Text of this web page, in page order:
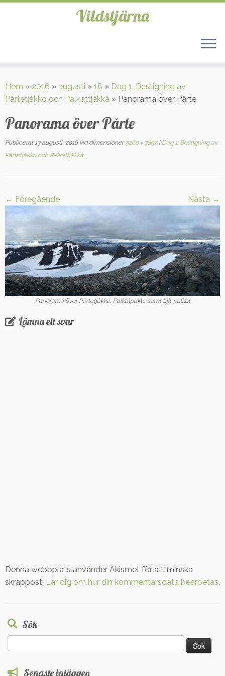
till
innehåll
Vildstjärna
Hem » 2016 » augusti » 18 » Dag 1: Bestigning av
Pårtetjåkko och Palkattjåkkå » Panorama över Pårte
Panorama över Pårte
Publicerat 13 augusti, 2016vid dimensioner9260 × 3892iDag 1: Bestigning av
Pårtetjåkko och Palkattjåkkå.
← Föregående Nästa →
Panorama över Pårtetjåkka, Palkatpakte samt Lill-palkat
Lämna ett svar
Denna webbplats använder Akismet för att minska
skräppost. Lär dig om hur din kommentarsdata bearbetas.
Sök
efter:
Senaste inläggen